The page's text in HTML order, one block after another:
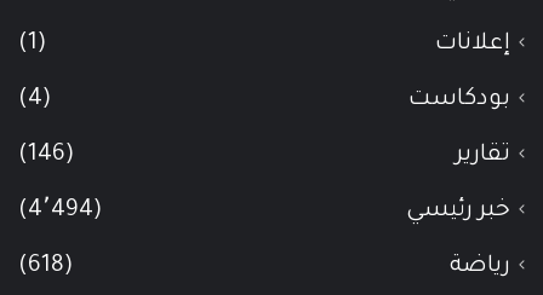
إعلانات (1)
بودكاست (4)
تقارير (146)
خبر رئيسي (4٬494)
رياضة (618)